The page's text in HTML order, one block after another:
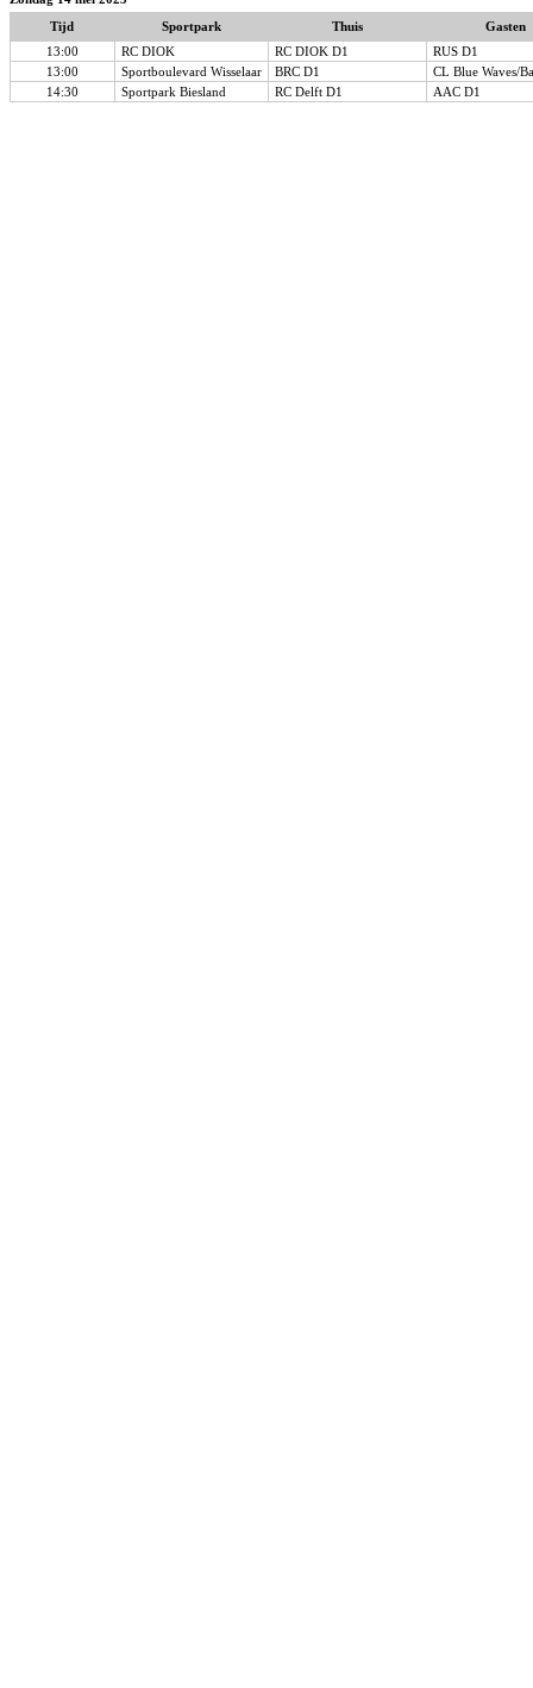
Tijd
Sportpark Thuis
Gasten
13:00
RC DIOK RC DIOK D1
RUS D1
13:00
Sportboulevard Wisselaar BRC D1
CL Blue Waves/
14:30
Sportpark Biesland RC Delft D1 AAC D1